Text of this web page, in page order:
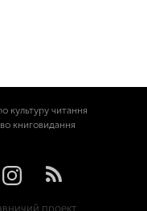
культуру читання
книговидання
проект